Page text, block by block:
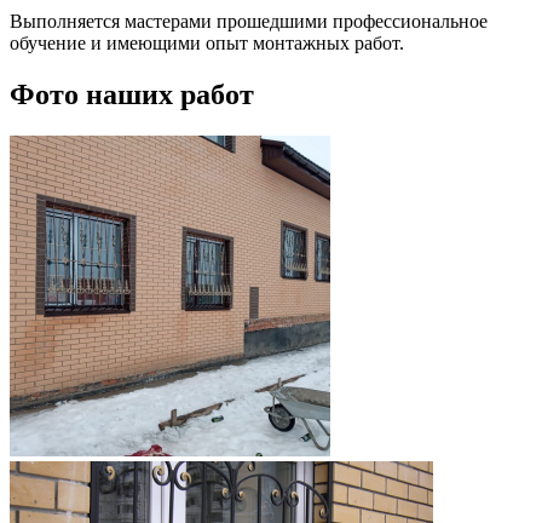
Выполняется мастерами прошедшими профессиональное
обучение и имеющими опыт монтажных работ.
Фото наших работ